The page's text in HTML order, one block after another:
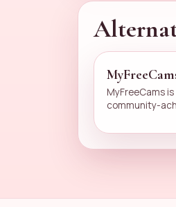
MyFreeCams
community-